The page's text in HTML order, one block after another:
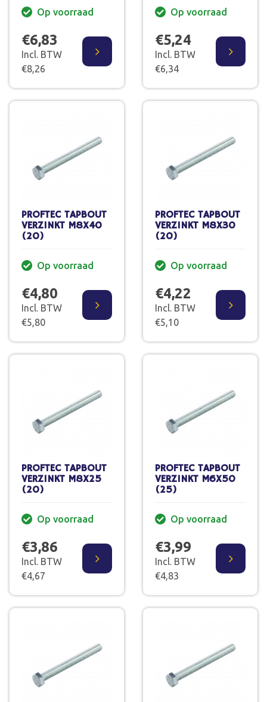
Op voorraad
€6,83
Incl. BTW
€8,26
Op voorraad
€5,24
Incl. BTW
€6,34
PROFTEC TAPBOUT
VERZINKT M8X40
(20)
Op voorraad
€4,80
Incl. BTW
€5,80
PROFTEC TAPBOUT
VERZINKT M8X30
(20)
Op voorraad
€4,22
Incl. BTW
€5,10
PROFTEC TAPBOUT
VERZINKT M8X25
(20)
Op voorraad
€3,86
Incl. BTW
€4,67
PROFTEC TAPBOUT
VERZINKT M6X50
(25)
Op voorraad
€3,99
Incl. BTW
€4,83